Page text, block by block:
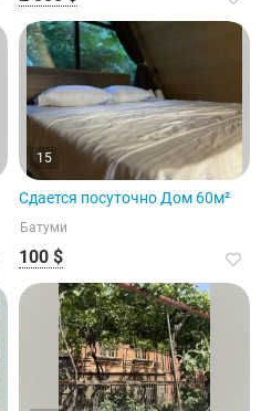
15
Сдается посуточно Дом 60м²
Батуми
100 $